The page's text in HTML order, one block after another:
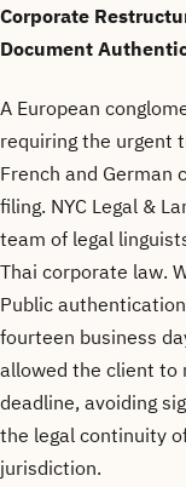
Corporate
Document
A European
requiring the urgent
French and
filing. NYC Legal &
team of legal
Thai corporate law.
Public
fourteen business
allowed the client to
deadline, avoiding
the legal continuity
jurisdiction.